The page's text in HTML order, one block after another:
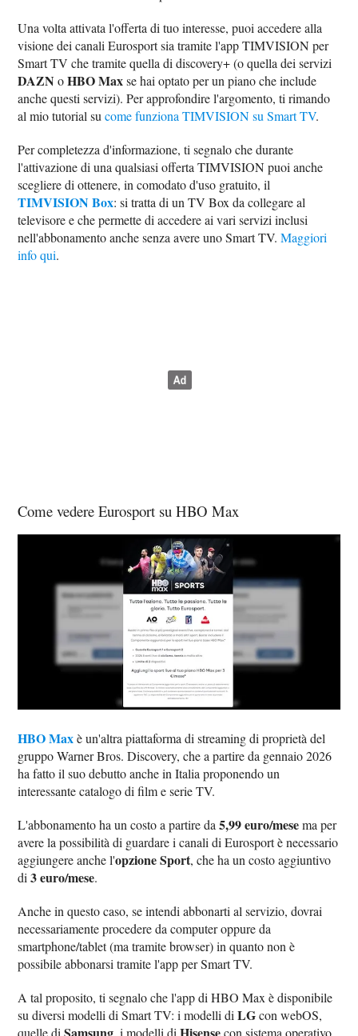
Una volta attivata l'offerta di tuo interesse, puoi accedere alla
visione dei canali Eurosport sia tramite l'app TIMVISION per
Smart TV che tramite quella di discovery+ (o quella dei servizi
DAZN oHBO Maxse hai optato per un piano che include
anche questi servizi). Per approfondire l'argomento, ti rimando
al mio tutorial sucome funziona TIMVISION su Smart TV.
Per completezza d'informazione, ti segnalo che durante
l'attivazione di una qualsiasi offerta TIMVISION puoi anche
scegliere di ottenere, in comodato d'uso gratuito, il
TIMVISION Box: si tratta di un TV Box da collegare al
televisore e che permette di accedere ai vari servizi inclusi
nell'abbonamento anche senza avere uno Smart TV.Maggiori
info qui.
Come vedere Eurosport su HBO Max
HBO Maxè un'altra piattaforma di streaming di proprietà del
gruppo Warner Bros. Discovery, che a partire da gennaio 2026
ha fatto il suo debutto anche in Italia proponendo un
interessante catalogo di film e serie TV.
L'abbonamento ha un costo a partire da5,99 euro/mesema per
avere la possibilità di guardare i canali di Eurosport è necessario
aggiungere anche l'opzione Sport, che ha un costo aggiuntivo
di3 euro/mese.
Anche in questo caso, se intendi abbonarti al servizio, dovrai
necessariamente procedere da computer oppure da
smartphone/tablet (ma tramite browser) in quanto non è
possibile abbonarsi tramite l'app per Smart TV.
A tal proposito, ti segnalo che l'app di HBO Max è disponibile
su diversi modelli di Smart TV: i modelli diLGcon webOS,
quelle di
, i modelli di
con sistema operativo